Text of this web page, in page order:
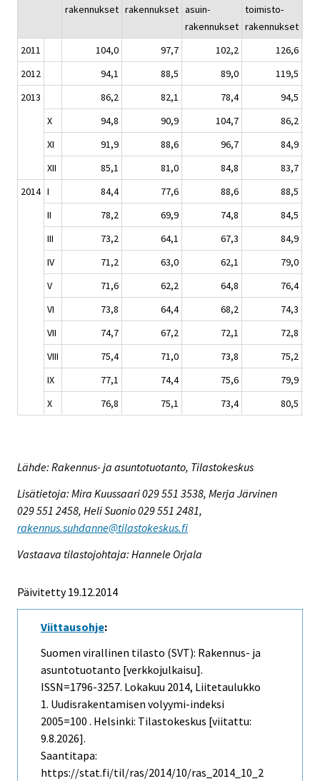
rakennukset rakennukset asuin-
rakennukset
toimisto-
rakennukset
2011
104,0 97,7 102,2
126,6
2012
94,1 88,5 89,0
119,5
2013
86,2 82,1 78,4
94,5
X
94,8 90,9 104,7
86,2
XI
91,9 88,6 96,7
84,9
XII
85,1 81,0 84,8
83,7
2014 I 84,4 77,6 88,6
88,5
II
78,2 69,9 74,8
84,5
III
73,2 64,1 67,3
84,9
IV
71,2 63,0 62,1
79,0
V
71,6 62,2 64,8
76,4
VI
73,8 64,4 68,2
74,3
VII
74,7 67,2 72,1
72,8
VIII
75,4 71,0 73,8
75,2
IX
77,1 74,4 75,6
79,9
X
76,8 75,1 73,4 80,5
Lähde: Rakennus- ja asuntotuotanto, Tilastokeskus
Lisätietoja: Mira Kuussaari 029 551 3538, Merja Järvinen
029 551 2458, Heli Suonio 029 551 2481,
rakennus.suhdanne@tilastokeskus.fi
Vastaava tilastojohtaja: Hannele Orjala
Päivitetty 19.12.2014
Viittausohje:
Suomen virallinen tilasto (SVT): Rakennus- ja
asuntotuotanto [verkkojulkaisu].
ISSN=1796-3257. Lokakuu 2014, Liitetaulukko
1. Uudisrakentamisen volyymi-indeksi
2005=100 . Helsinki: Tilastokeskus [viitattu:
9.8.2026].
Saantitapa:
https://stat.fi/til/ras/2014/10/ras_2014_10_2